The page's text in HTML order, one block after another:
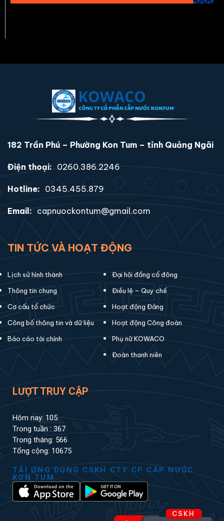
182 Trần Phú – Phường Kon Tum – tỉnh Quảng Ngãi
Điện thoại: 0260.386.2246
Hotline: 0345.455.879
Email: capnuockontum@gmail.com
TIN TỨC VÀ HOẠT ĐỘNG
Lịch sử hình thành
Thông tin chung
Cơ cấu tổ chức
Công bố thông tin và dữ liệu
Báo cáo tài chính
Đại hội đồng cổ đông
Điều lệ – Quy chế
Hoạt động Đảng
Hoạt động Công đoàn
Phụ nữ KOWACO
Đoàn thanh niên
LƯỢT TRUY CẬP
Hôm nay: 105
Trong tuần : 367
Trong tháng: 566
Tổng cộng: 10675
TẢI ỨNG DỤNG CSKH CTY CP CẤP NƯỚC
KON TUM
CSKH